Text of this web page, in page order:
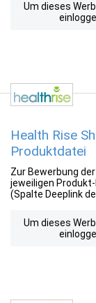
Um dieses
Health Rise
Produktdatei
Zur Bewerbung
jeweiligen
(Spalte Deeplink
Um dieses